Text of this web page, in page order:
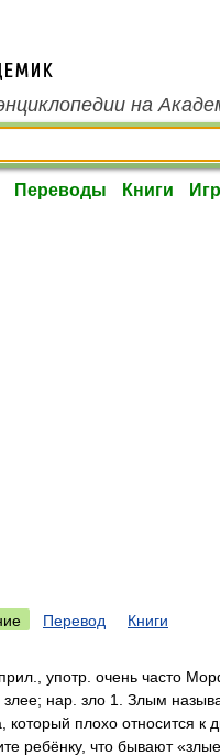
на
Переводы Книги
Перевод Книги
употр. очень часто
злее; нар. зло 1. Злым
который плохо относится к
ребёнку, что бывают